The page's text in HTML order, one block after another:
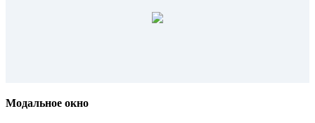
Модальное окно